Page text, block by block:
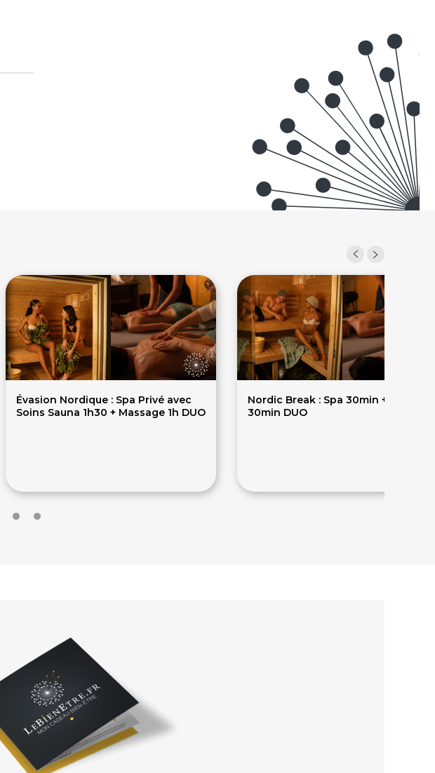
Évasion Nordique : Spa Privé avec
Soins Sauna 1h30 + Massage 1h DUO
Nordic Break : Spa 30min +
30min DUO